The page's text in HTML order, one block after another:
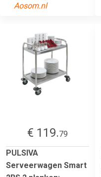
Aosom.nl
€ 119.79
PULSIVA
Serveerwagen Smart